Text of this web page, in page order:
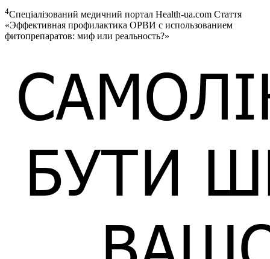
4Спеціалізований медичний портал Health-ua.com Стаття
«Эффективная профилактика ОРВИ с использованием
фитопрепаратов: миф или реальность?»